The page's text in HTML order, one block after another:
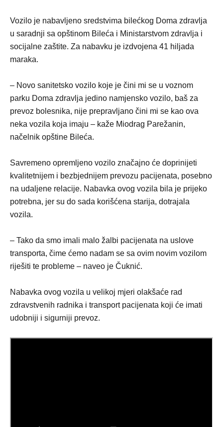
Vozilo je nabavljeno sredstvima bilećkog Doma zdravlja
u saradnji sa opštinom Bileća i Ministarstvom zdravlja i
socijalne zaštite. Za nabavku je izdvojena 41 hiljada
maraka.
– Novo sanitetsko vozilo koje je čini mi se u voznom
parku Doma zdravlja jedino namjensko vozilo, baš za
prevoz bolesnika, nije prepravljano čini mi se kao ova
neka vozila koja imaju – kaže Miodrag Parežanin,
načelnik opštine Bileća.
Savremeno opremljeno vozilo značajno će doprinijeti
kvalitetnijem i bezbjednijem prevozu pacijenata, posebno
na udaljene relacije. Nabavka ovog vozila bila je prijeko
potrebna, jer su do sada korišćena starija, dotrajala
vozila.
– Tako da smo imali malo žalbi pacijenata na uslove
transporta, čime ćemo nadam se sa ovim novim vozilom
riješiti te probleme – naveo je Čuknić.
Nabavka ovog vozila u velikoj mjeri olakšaće rad
zdravstvenih radnika i transport pacijenata koji će imati
udobniji i sigurniji prevoz.